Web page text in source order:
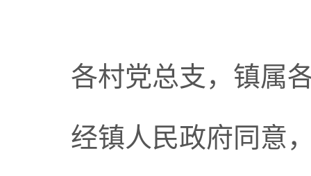
各村党总支， 镇属
经镇人民政府同意